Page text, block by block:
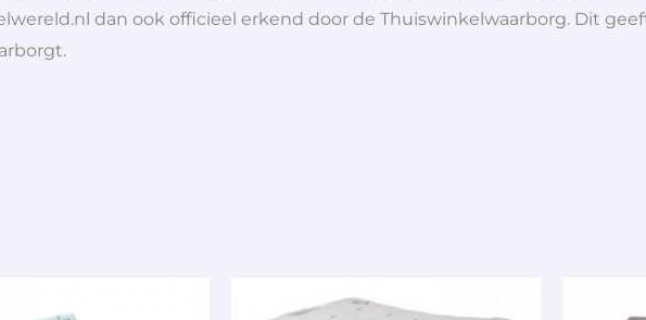
dan ook officieel erkend door de Thuiswinkelwaarborg. Dit